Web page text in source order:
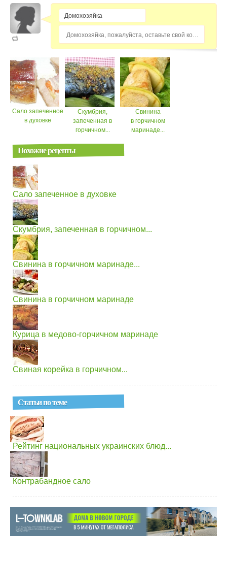
Домохозяйка, пожалуйста, оставьте свой комментарий...
Сало запеченное
в духовке
Скумбрия,
запеченная в
горчичном...
Свинина
в горчичном
маринаде...
Похожие рецепты
Сало запеченное в духовке
Скумбрия, запеченная в горчичном...
Свинина в горчичном маринаде...
Свинина в горчичном маринаде
Курица в медово-горчичном маринаде
Свиная корейка в горчичном...
Статьи по теме
Рейтинг национальных украинских блюд...
Контрабандное сало